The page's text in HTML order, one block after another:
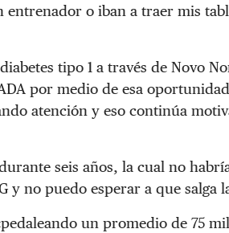
entrenador o iban a traer mis
tipo 1 a través de Novo
por medio de esa
atención y eso continúa
seis años, la cual no
y no puedo esperar a que salga
un promedio de 75